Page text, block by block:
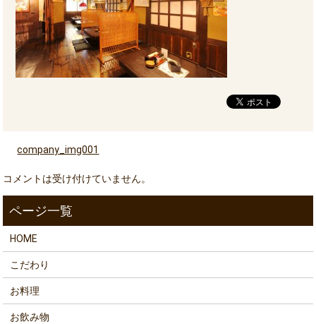
company_img001
コメントは受け付けていません。
HOME
こだわり
お料理
お飲み物